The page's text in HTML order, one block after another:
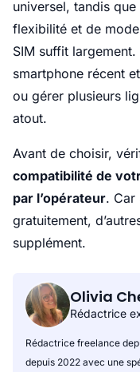
universel, tandis que
flexibilité et de
SIM suffit largement.
smartphone récent
ou gérer plusieurs
atout.
Avant de choisir,
compatibilité de
par l’opérateur. Car
gratuitement,
supplément.
Olivia
Rédactrice
Rédactrice freelance
depuis 2022 avec une